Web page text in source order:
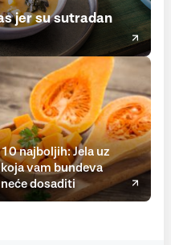
jer su sutradan
10 najboljih: Jela uz
koja vam bundeva
neće dosaditi